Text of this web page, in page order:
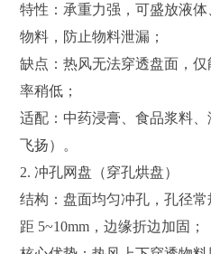
新
闻
中
心
服
心
联
系
特性：承重力强，可盛放液体
物料，防止物料泄漏；
缺点：热风无法穿透盘面，
率稍低；
适配：中药浸膏、食品浆料
飞扬）。
2. 冲孔网盘（穿孔烘盘）
结构：盘面均匀冲孔，孔径
距 5~10mm，边缘折边加固；